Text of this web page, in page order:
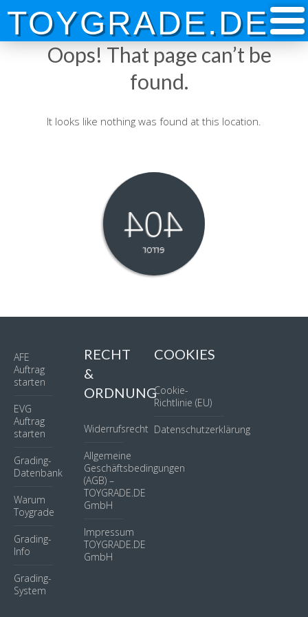
Skip
TOYGRADE.DE
Oops! That page can’t be
found.
It looks like nothing was found at this location.
404
error
AFE
Auftrag
starten
EVG
Auftrag
starten
Grading-
Datenbank
Warum
Toygrade
Grading-
Info
Grading-
System
RECHT
&
ORDNUNG
Widerrufsrecht
Allgemeine
Geschäftsbedingungen
(AGB) –
TOYGRADE.DE
GmbH
Impressum
TOYGRADE.DE
GmbH
COOKIES
Cookie-
Richtlinie (EU)
Datenschutzerklärung